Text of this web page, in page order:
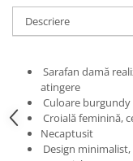
Descriere
Sarafan damă
atingere
Culoare
Croială feminină,
Necaptusit
Design